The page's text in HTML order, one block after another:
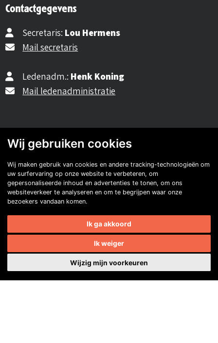
Contactgegevens
Secretaris: Lou Hermens
Mail secretaris
Ledenadm.: Henk Koning
Mail ledenadministratie
40482310
NL77 INGB 0677 3069 54
Volg ons:
Volg ons op Facebook
Volg ons op Instagram
Volg ons op YouTube
Auto's van onze leden
Wij gebruiken cookies
Wij maken gebruik van cookies en andere tracking-technologieën om
uw surfervaring op onze website te verbeteren, om
gepersonaliseerde inhoud en advertenties te tonen, om ons
websiteverkeer te analyseren en om te begrijpen waar onze
bezoekers vandaan komen.
Ik ga akkoord
Ik weiger
Wijzig mijn voorkeuren